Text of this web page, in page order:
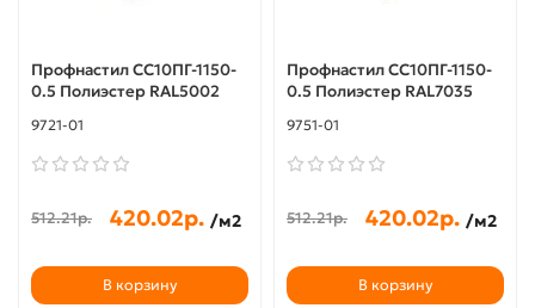
Профнастил СС10ПГ-1150-
0.5 Полиэстер RAL5002
9721-01
512.21р. 420.02р. /м2
В корзину
Профнастил СС10ПГ-1150-
0.5 Полиэстер RAL7035
9751-01
512.21р. 420.02р. /м2
В корзину